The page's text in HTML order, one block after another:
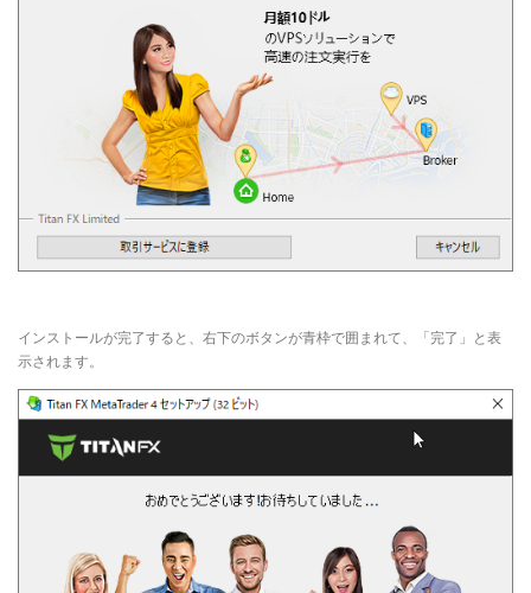
インストールが完了すると、右下のボタンが青枠で囲まれて、「完了」と表
示されます。